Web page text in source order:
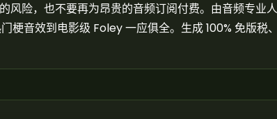
风险，也不要再为昂贵的音频订阅付费。由音频专业
梗音效到电影级 Foley 一应俱全。生成 100% 免版税